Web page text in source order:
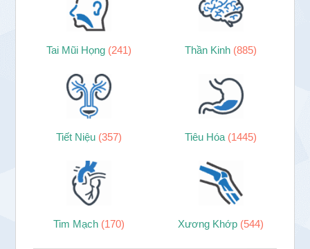
Tai Mũi Họng (241) Thần Kinh (885)
Tiết Niệu (357) Tiêu Hóa (1445)
Tim Mạch (170) Xương Khớp (544)